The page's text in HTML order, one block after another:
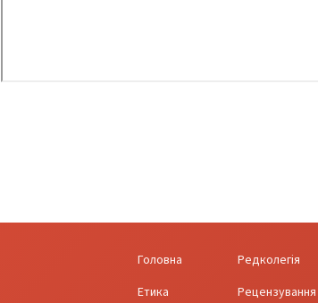
Головна Редколегія
Етика
Рецензування